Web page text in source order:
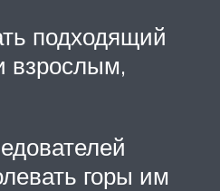
подходящий
взрослым,
горы им